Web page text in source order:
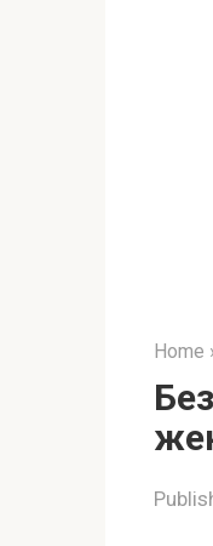
Home